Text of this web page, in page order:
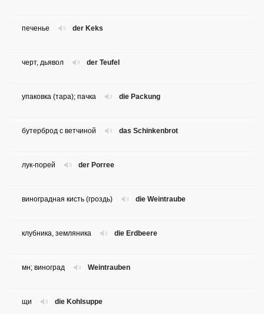
der Keks
печенье
der Teufel
черт, дьявол
die Packung
упаковка (тара); пачка
das Schinkenbrot
бутерброд с ветчиной
der Porree
лук-порей
die Weintraube
виноградная кисть (гроздь)
die Erdbeere
клубника, земляника
Weintrauben
мн; виноград
die Kohlsuppe
щи